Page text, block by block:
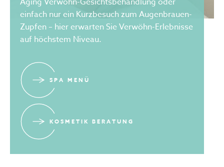
einfach nur ein Kurzbesuch zum Augenbrauen-
Zupfen – hier erwarten Sie Verwöhn-Erlebnisse
auf höchstem Niveau.
SPA MENÜ
KOSMETIK BERATUNG